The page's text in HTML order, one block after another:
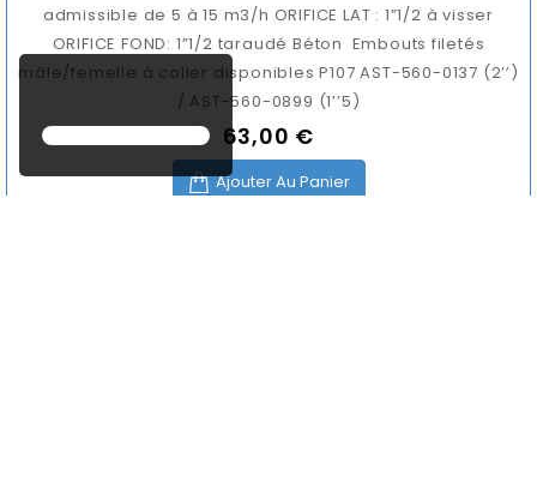
admissible de 5 à 15 m3/h ORIFICE LAT : 1”1/2 à visser
ORIFICE FOND: 1”1/2 taraudé Béton Embouts filetés
mâle/femelle à coller disponibles P107 AST-560-0137 (2’’)
/ AST-560-0899 (1’’5)
Prix
63,00 €
Ajouter Au Panier